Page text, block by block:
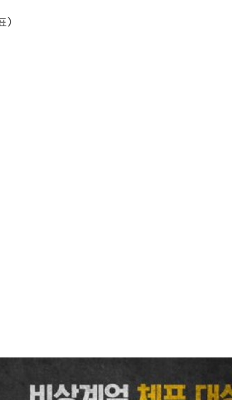
)